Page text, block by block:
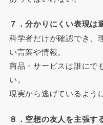
７．分かりにくい表現は
科学者だけが確認でき、
い言葉や情報。
商品・サービスは誰にで
い。
現実から逃げているよう
８．空想の友人を主張す